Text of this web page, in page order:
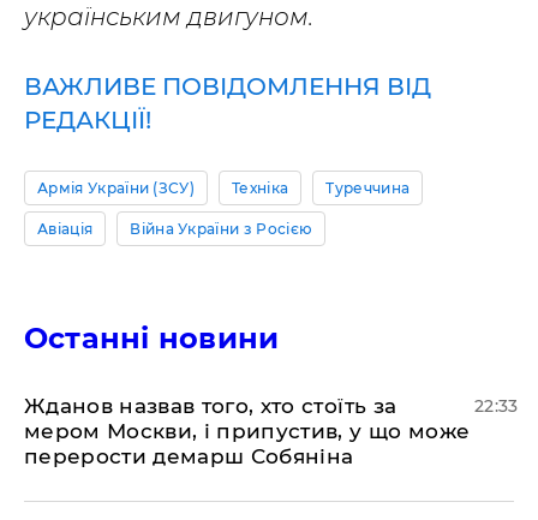
українським двигуном.
ВАЖЛИВЕ ПОВІДОМЛЕННЯ ВІД
РЕДАКЦІЇ!
Армія України (ЗСУ) Техніка Туреччина
Авіація Війна України з Росією
Останні новини
​Жданов назвав того, хто стоїть за
мером Москви, і припустив, у що може
перерости демарш Собяніна
22:33